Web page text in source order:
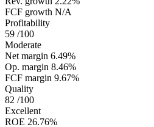
FCF growth N/A
Profitability
59 /100
Moderate
Net margin 6.49%
Op. margin 8.46%
FCF margin 9.67%
Quality
82 /100
Excellent
ROE 26.76%